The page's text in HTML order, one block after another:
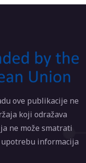
ove publikacije ne
koji odražava
ne može smatrati
informacija